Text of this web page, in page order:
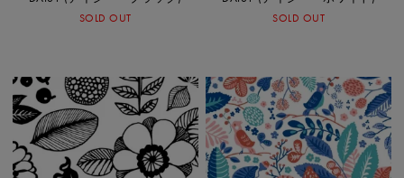
SOLD OUT SOLD OUT